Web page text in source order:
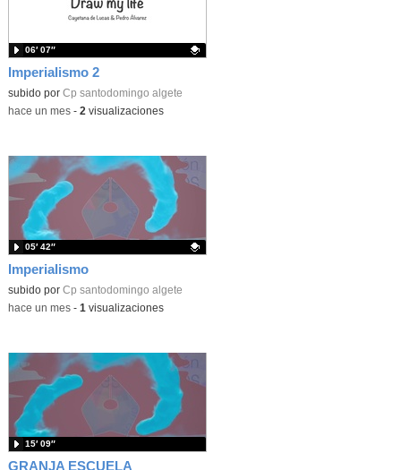
Imperialismo 2
Contenido educativo.
subido por Cp santodomingo algete
06′ 07″
-hace un mes- 2 visualizaciones
Imperialismo
Contenido educativo.
subido por Cp santodomingo algete
05′ 42″
-hace un mes- 1 visualizaciones
GRANJA ESCUELA
15′ 09″